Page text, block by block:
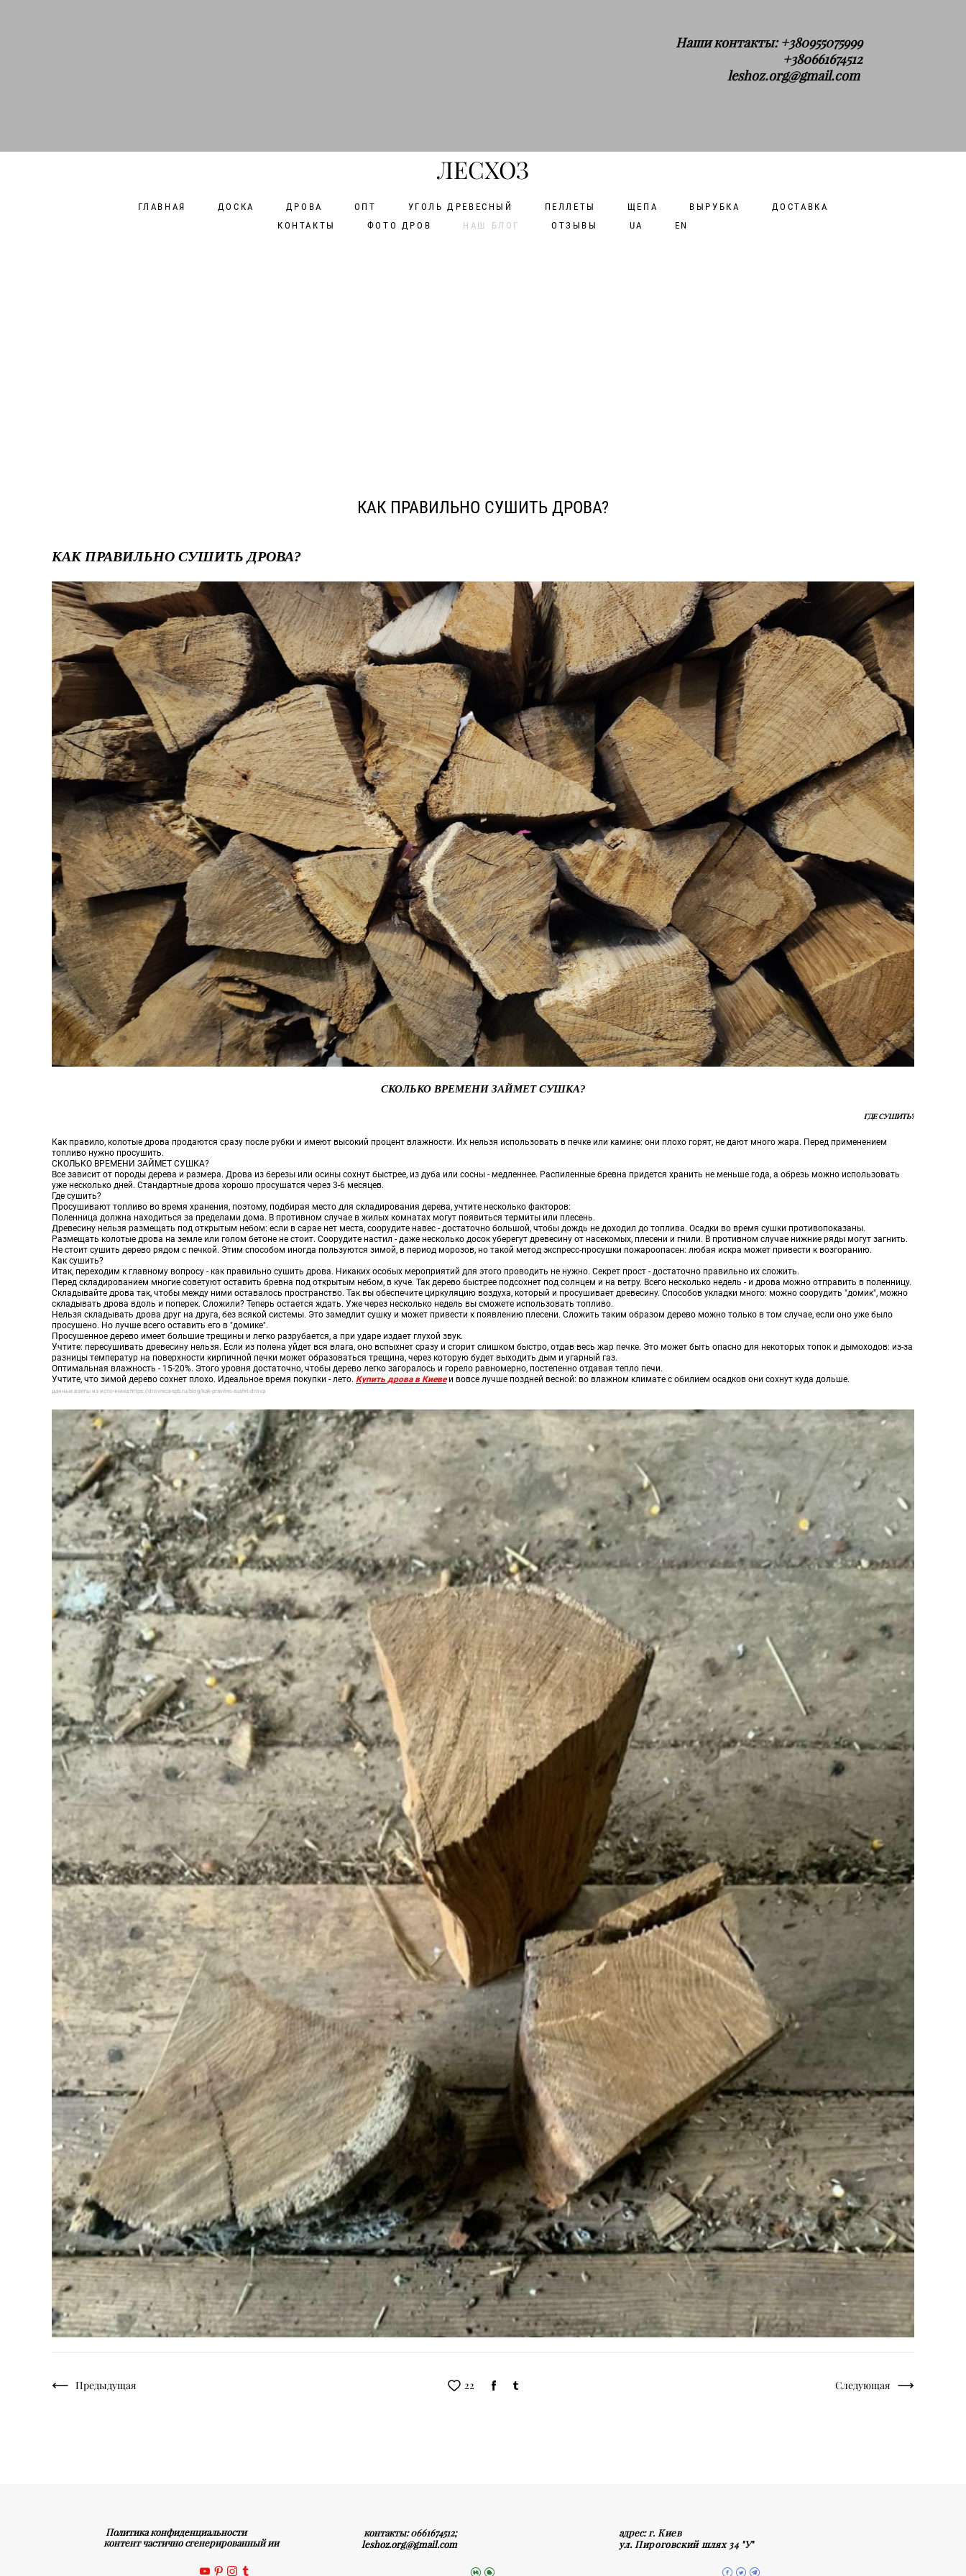
Наши контакты: +380955075999
+380661674512
leshoz.org@gmail.com
ЛЕСХОЗ
ГЛАВНАЯ ДОСКА ДРОВА ОПТ УГОЛЬ ДРЕВЕСНЫЙ ПЕЛЛЕТЫ ЩЕПА ВЫРУБКА
ДОСТАВКА
КОНТАКТЫ
ФОТО ДРОВ НАШ БЛОГ ОТЗЫВЫ UA EN
КАК ПРАВИЛЬНО СУШИТЬ ДРОВА?
КАК ПРАВИЛЬНО СУШИТЬ ДРОВА?
СКОЛЬКО ВРЕМЕНИ ЗАЙМЕТ СУШКА?
ГДЕ СУШИТЬ?
Как правило, колотые дрова продаются сразу после рубки и имеют высокий процент влажности. Их нельзя использовать в печке или камине: они плохо горят, не дают много жара. Перед применением
топливо нужно просушить.
СКОЛЬКО ВРЕМЕНИ ЗАЙМЕТ СУШКА?
Все зависит от породы дерева и размера. Дрова из березы или осины сохнут быстрее, из дуба или сосны - медленнее. Распиленные бревна придется хранить не меньше года, а обрезь можно использовать
уже несколько дней. Стандартные дрова хорошо просушатся через 3-6 месяцев.
Где сушить?
Просушивают топливо во время хранения, поэтому, подбирая место для складирования дерева, учтите несколько факторов:
Поленница должна находиться за пределами дома. В противном случае в жилых комнатах могут появиться термиты или плесень.
Древесину нельзя размещать под открытым небом: если в сарае нет места, соорудите навес - достаточно большой, чтобы дождь не доходил до топлива. Осадки во время сушки противопоказаны.
Размещать колотые дрова на земле или голом бетоне не стоит. Соорудите настил - даже несколько досок уберегут древесину от насекомых, плесени и гнили. В противном случае нижние ряды могут загнить.
Не стоит сушить дерево рядом с печкой. Этим способом иногда пользуются зимой, в период морозов, но такой метод экспресс-просушки пожароопасен: любая искра может привести к возгоранию.
Как сушить?
Итак, переходим к главному вопросу - как правильно сушить дрова. Никаких особых мероприятий для этого проводить не нужно. Секрет прост - достаточно правильно их сложить.
Перед складированием многие советуют оставить бревна под открытым небом, в куче. Так дерево быстрее подсохнет под солнцем и на ветру. Всего несколько недель - и дрова можно отправить в поленницу.
Складывайте дрова так, чтобы между ними оставалось пространство. Так вы обеспечите циркуляцию воздуха, который и просушивает древесину. Способов укладки много: можно соорудить "домик", можно
складывать дрова вдоль и поперек. Сложили? Теперь остается ждать. Уже через несколько недель вы сможете использовать топливо.
Нельзя складывать дрова друг на друга, без всякой системы. Это замедлит сушку и может привести к появлению плесени. Сложить таким образом дерево можно только в том случае, если оно уже было
просушено. Но лучше всего оставить его в "домике".
Просушенное дерево имеет большие трещины и легко разрубается, а при ударе издает глухой звук.
Учтите: пересушивать древесину нельзя. Если из полена уйдет вся влага, оно вспыхнет сразу и сгорит слишком быстро, отдав весь жар печке. Это может быть опасно для некоторых топок и дымоходов: из-за
разницы температур на поверхности кирпичной печки может образоваться трещина, через которую будет выходить дым и угарный газ.
Оптимальная влажность - 15-20%. Этого уровня достаточно, чтобы дерево легко загоралось и горело равномерно, постепенно отдавая тепло печи.
Учтите, что зимой дерево сохнет плохо. Идеальное время покупки - лето. Купить дрова в Киевеи вовсе лучше поздней весной: во влажном климате с обилием осадков они сохнут куда дольше.
данные взяты из источника:https://drovnica-spb.ru/blog/kak-pravilno-sushit-drova
22
Предыдущая Следующая
Политика конфиденциальности
контент частично сгенерированный ии
контакты: 0661674512;
leshoz.org@gmail.com
адрес:г. Киев
ул. Пироговский шлях 34 "У"